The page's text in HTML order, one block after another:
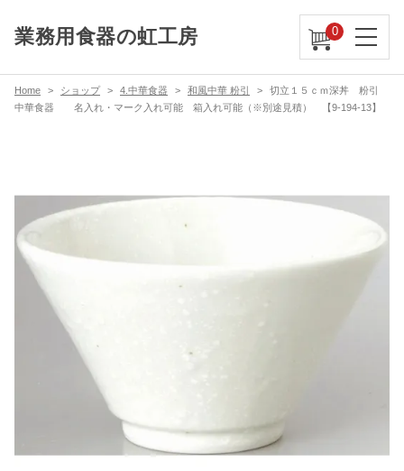
業務用食器の虹工房 0
Home ショップ 4.中華食器 和風中華 粉引
切立１５ｃｍ深丼 粉引
中華食器 名入れ・マーク入れ可能 箱入れ可能（※別途見積） 【9-194-13】